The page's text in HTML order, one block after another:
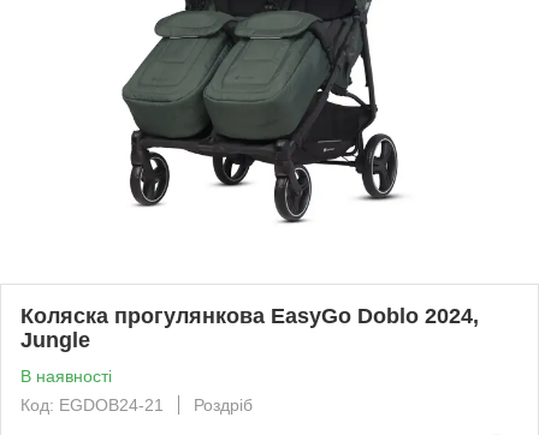
Коляска прогулянкова EasyGo Doblo 2024,
Jungle
В наявності
Код: EGDOB24-21
Роздріб